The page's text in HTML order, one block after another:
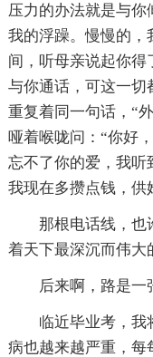
压力的办法就是与
我的浮躁。慢慢的，
间，听母亲说起你
与你通话，可这一切
重复着同一句话，“
哑着喉咙问：“你好
忘不了你的爱，我听
我现在多攒点钱，供
那根电话线，也
着天下最深沉而伟大
后来啊，路是一
临近毕业考，我
病也越来越严重，每